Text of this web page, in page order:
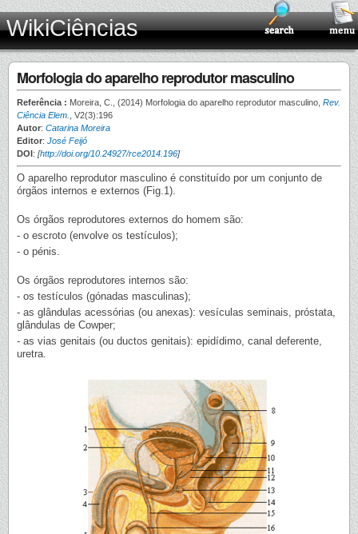
WikiCiências
Morfologia do aparelho reprodutor masculino
Referência : Moreira, C., (2014) Morfologia do aparelho reprodutor masculino, Rev.
Ciência Elem.
, V2(3):196
Autor: Catarina Moreira
Editor: José Feijó
DOI: [http://doi.org/10.24927/rce2014.196]
O aparelho reprodutor masculino é constituído por um conjunto de
órgãos internos e externos (Fig.1).
Os órgãos reprodutores externos do homem são:
- o escroto (envolve os testículos);
- o pénis.
Os órgãos reprodutores internos são:
- os testículos (gónadas masculinas);
- as glândulas acessórias (ou anexas): vesículas seminais, próstata,
glândulas de Cowper;
- as vias genitais (ou ductos genitais): epidídimo, canal deferente,
uretra.